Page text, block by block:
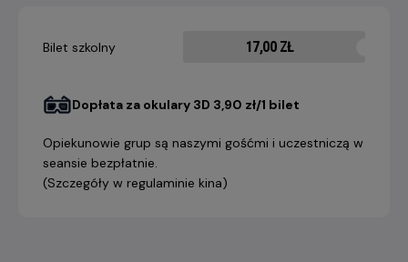
Bilet szkolny 17,00 ZŁ
Dopłata za okulary 3D 3,90 zł/1 bilet
Opiekunowie grup są naszymi gośćmi i uczestniczą w
seansie bezpłatnie.
(Szczegóły w regulaminie kina)